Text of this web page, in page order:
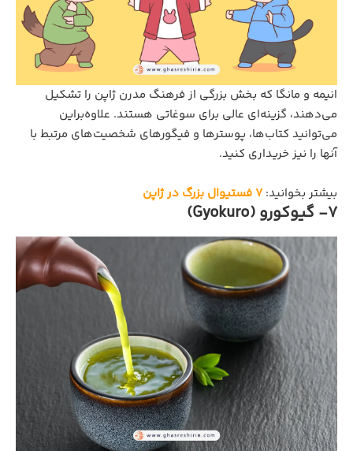
انیمه و مانگا که بخش بزرگی از فرهنگ مدرن ژاپن را تشکیل
می‌دهند، گزینه‌ای عالی برای سوغاتی هستند. علاوه‌براین
می‌توانید کتاب‌ها، پوسترها و فیگورهای شخصیت‌های مرتبط با
آنها را نیز خریداری کنید.
بیشتر بخوانید: ۷ فستیوال بزرگ در ژاپن
7- گیوکورو (Gyokuro)